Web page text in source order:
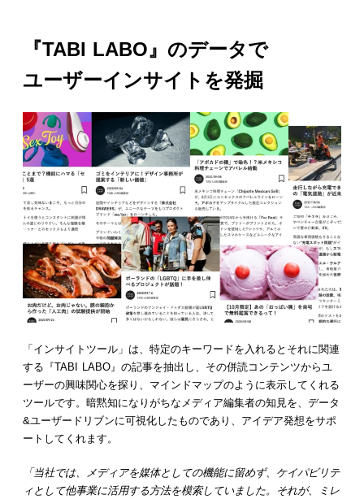
『TABI LABO』のデータで
ユーザーインサイトを発掘
「インサイトツール」は、特定のキーワードを入れるとそれに関連
する『TABI LABO』の記事を抽出し、その併読コンテンツからユ
ーザーの興味関心を探り、マインドマップのように表示してくれる
ツールです。暗黙知になりがちなメディア編集者の知見を、データ
&ユーザードリブンに可視化したものであり、アイデア発想をサポ
ートしてくれます。
「当社では、メディアを媒体としての機能に留めず、ケイパビリテ
ィとして他事業に活用する方法を模索していました。それが、ミレ